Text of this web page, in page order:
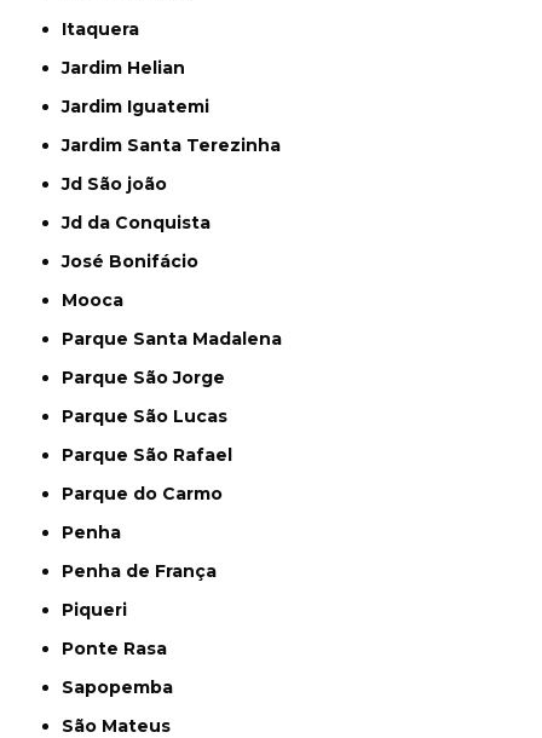
Itaquera
Jardim Helian
Jardim Iguatemi
Jardim Santa Terezinha
Jd São joão
Jd da Conquista
José Bonifácio
Mooca
Parque Santa Madalena
Parque São Jorge
Parque São Lucas
Parque São Rafael
Parque do Carmo
Penha
Penha de França
Piqueri
Ponte Rasa
Sapopemba
São Mateus